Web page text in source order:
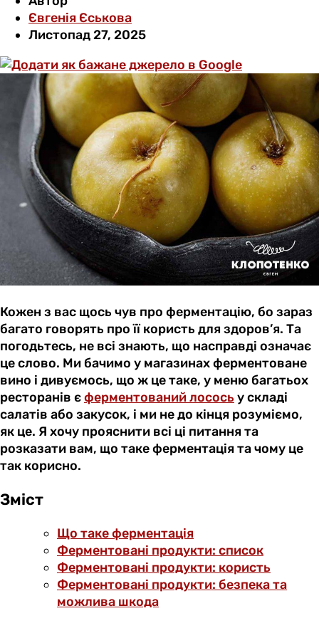
Євгенія Єськова
Листопад 27, 2025
Кожен з вас щось чув про ферментацію, бо зараз
багато говорять про її користь для здоров’я. Та
погодьтесь, не всі знають, що насправді означає
це слово. Ми бачимо у магазинах ферментоване
вино і дивуємось, що ж це таке, у меню багатьох
ресторанів єферментований лосось у складі
салатів або закусок, і ми не до кінця розуміємо,
як це. Я хочу прояснити всі ці питання та
розказати вам, що таке ферментація та чому це
так корисно.
Зміст
Що таке ферментація
Ферментовані продукти: список
Ферментовані продукти: користь
Ферментовані продукти: безпека та
можлива шкода